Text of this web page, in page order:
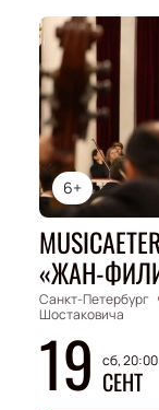
6+
«ЖАН-
Санкт-Петербург
Шостаковича
19 сб, 20:00
СЕНТ